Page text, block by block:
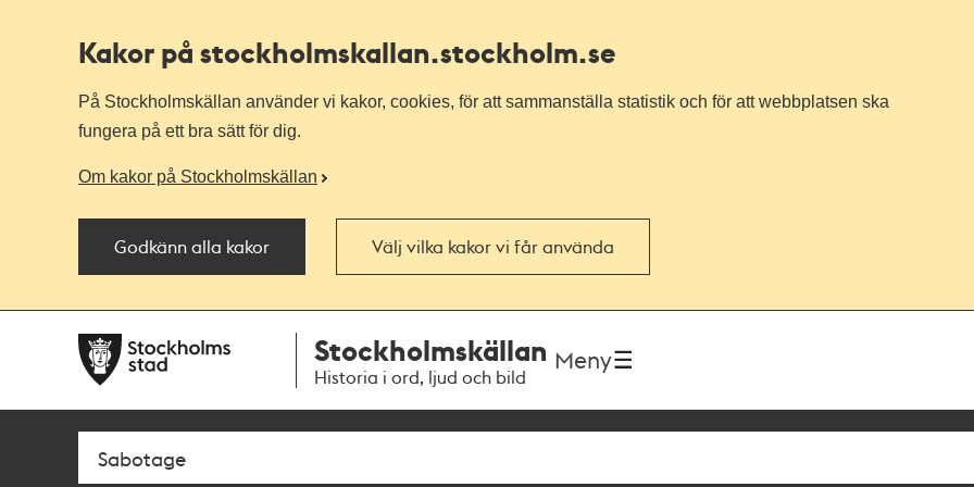
Kakor på stockholmskallan.stockholm.se
På Stockholmskällan använder vi kakor, cookies, för att sammanställa statistik och för att webbplatsen ska
fungera på ett bra sätt för dig.
Om kakor på Stockholmskällan
Godkänn alla kakor Välj vilka kakor vi får använda
navigationen
huvudinnehållet
Stockholmskällan
Historia i ord, ljud och bild
Meny
Sök